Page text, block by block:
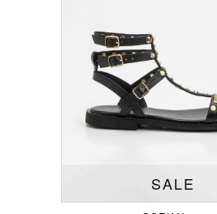
SALE